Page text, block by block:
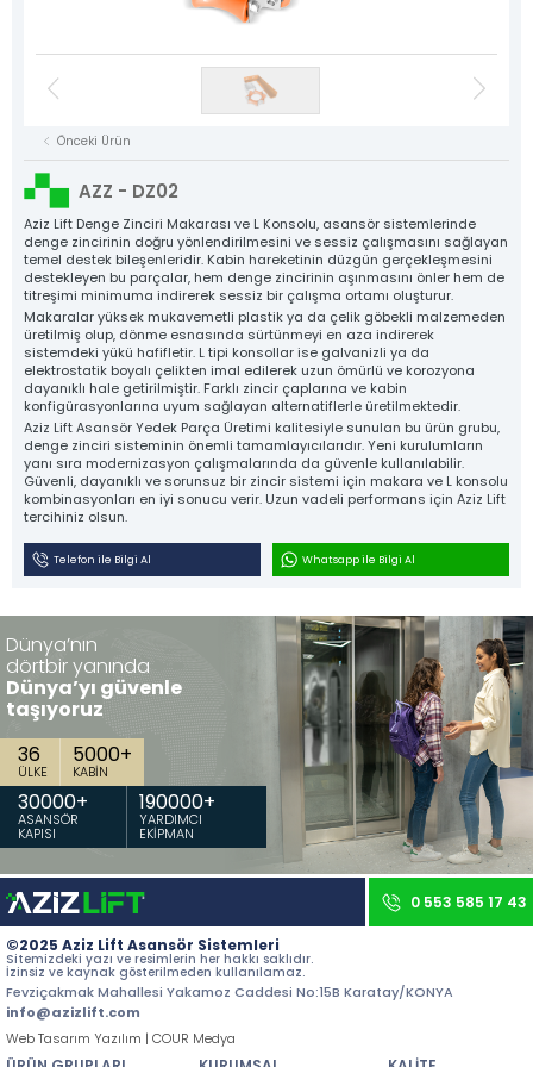
Aziz Lift
The Power Behind Every Lift
KURUMSAL
ÜRÜNLER
ÜRETİM
KALİTE
KATALOG
İLETİŞİM
NYAF Kablolar
Gergi Kasnakları
Halat Şişeleri
Sac Tırnaklar
Denge Zinciri ve Aparatları
Plastik Grubu
Tüm Ürün Grupları
Kumanda Panoları
Flexible Kablolar
Hız Regülatörü
Gergi Kasnakları
Halat Şişeleri
Döküm Ray Tırnakları
Sac Tırnaklar
Denge Zinciri ve Aparatları
Plastik Grubu
Asansör Yedek Parçaları
Tüm Ürünler
İletişim
Önceki Ürün
AZZ - DZ02
Aziz Lift Denge Zinciri Makarası ve L Konsolu, asansör sistemlerinde
denge zincirinin doğru yönlendirilmesini ve sessiz çalışmasını sağlayan
temel destek bileşenleridir. Kabin hareketinin düzgün gerçekleşmesini
destekleyen bu parçalar, hem denge zincirinin aşınmasını önler hem de
titreşimi minimuma indirerek sessiz bir çalışma ortamı oluşturur.
Makaralar yüksek mukavemetli plastik ya da çelik göbekli malzemeden
üretilmiş olup, dönme esnasında sürtünmeyi en aza indirerek
sistemdeki yükü hafifletir. L tipi konsollar ise galvanizli ya da
elektrostatik boyalı çelikten imal edilerek uzun ömürlü ve korozyona
dayanıklı hale getirilmiştir. Farklı zincir çaplarına ve kabin
konfigürasyonlarına uyum sağlayan alternatiflerle üretilmektedir.
Aziz Lift Asansör Yedek Parça Üretimi kalitesiyle sunulan bu ürün grubu,
denge zinciri sisteminin önemli tamamlayıcılarıdır. Yeni kurulumların
yanı sıra modernizasyon çalışmalarında da güvenle kullanılabilir.
Güvenli, dayanıklı ve sorunsuz bir zincir sistemi için makara ve L konsolu
kombinasyonları en iyi sonucu verir. Uzun vadeli performans için Aziz Lift
tercihiniz olsun.
Telefon ile Bilgi Al Whatsapp ile Bilgi Al
Dünya’nın
dörtbir yanında
Dünya’yı güvenle
taşıyoruz
36
ÜLKE
5000+
KABİN
30000+
ASANSÖR
KAPISI
190000+
YARDIMCI
EKİPMAN
0 553 585 17 43
©2025 Aziz Lift Asansör Sistemleri
Sitemizdeki yazı ve resimlerin her hakkı saklıdır.
İzinsiz ve kaynak gösterilmeden kullanılamaz.
Fevziçakmak Mahallesi Yakamoz Caddesi No:15B Karatay/KONYA
info@azizlift.com
Web Tasarım Yazılım | COUR Medya